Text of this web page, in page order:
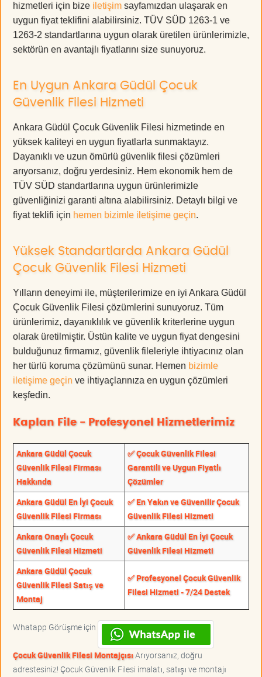
hizmetleri için bize iletişim sayfamızdan ulaşarak en
uygun fiyat teklifini alabilirsiniz. TÜV SÜD 1263-1 ve
1263-2 standartlarına uygun olarak üretilen ürünlerimizle,
sektörün en avantajlı fiyatlarını size sunuyoruz.
En Uygun Ankara Güdül Çocuk
Güvenlik Filesi Hizmeti
Ankara Güdül Çocuk Güvenlik Filesi hizmetinde en
yüksek kaliteyi en uygun fiyatlarla sunmaktayız.
Dayanıklı ve uzun ömürlü güvenlik filesi çözümleri
arıyorsanız, doğru yerdesiniz. Hem ekonomik hem de
TÜV SÜD standartlarına uygun ürünlerimizle
güvenliğinizi garanti altına alabilirsiniz. Detaylı bilgi ve
fiyat teklifi için hemen bizimle iletişime geçin.
Yüksek Standartlarda Ankara Güdül
Çocuk Güvenlik Filesi Hizmeti
Yılların deneyimi ile, müşterilerimize en iyi Ankara Güdül
Çocuk Güvenlik Filesi çözümlerini sunuyoruz. Tüm
ürünlerimiz, dayanıklılık ve güvenlik kriterlerine uygun
olarak üretilmiştir. Üstün kalite ve uygun fiyat dengesini
bulduğunuz firmamız, güvenlik fileleriyle ihtiyacınız olan
her türlü koruma çözümünü sunar. Hemen bizimle
iletişime geçin ve ihtiyaçlarınıza en uygun çözümleri
keşfedin.
Kaplan File - Profesyonel Hizmetlerimiz
Ankara Güdül Çocuk
Güvenlik Filesi Firması
Hakkında
✅ Çocuk Güvenlik Filesi
Garantili ve Uygun Fiyatlı
Çözümler
Ankara Güdül En İyi Çocuk
Güvenlik Filesi Firması
✅ En Yakın ve Güvenilir Çocuk
Güvenlik Filesi Hizmeti
Ankara Onaylı Çocuk
Güvenlik Filesi Hizmeti
✅ Ankara Güdül En İyi Çocuk
Güvenlik Filesi Hizmeti
Ankara Güdül Çocuk
Güvenlik Filesi Satış ve
Montaj
✅ Profesyonel Çocuk Güvenlik
Filesi Hizmeti - 7/24 Destek
Whatapp Görüşme için
Çocuk Güvenlik Filesi MontajçısıArıyorsanız, doğru
adrestesiniz! Çocuk Güvenlik Filesi imalatı, satışı ve montajı